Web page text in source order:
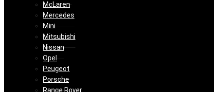
McLaren
Mercedes
Mini
Mitsubishi
Nissan
Opel
Peugeot
Porsche
Range Rover